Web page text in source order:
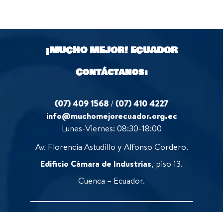
¡MUCHO MEJOR!ECUADOR
Contáctanos:
(07) 409 1568 /(07) 410 4227
info@muchomejorecuador.org.ec
Lunes-Viernes: 08:30-18:00
Av. Florencia Astudillo y Alfonso Cordero.
Edificio Cámara de Industrias, piso 13.
Cuenca – Ecuador.